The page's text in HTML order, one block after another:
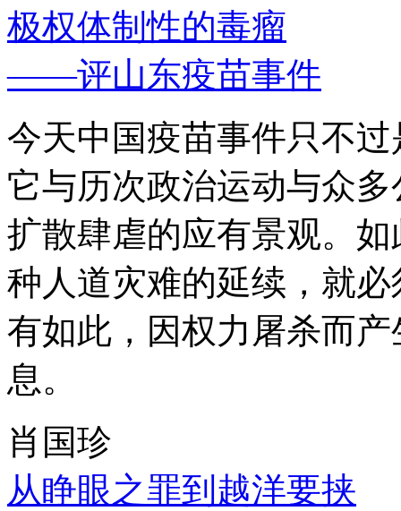
极权体制性的毒瘤
——评山东疫苗事件
今天中国疫苗事件只不
它与历次政治运动与众
扩散肆虐的应有景观。
种人道灾难的延续，就
有如此，因权力屠杀而
息。
肖国珍
从睁眼之罪到越洋要挟